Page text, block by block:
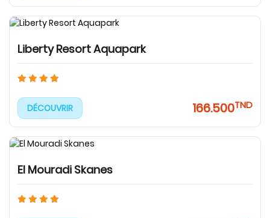
Liberty Resort Aquapark
DÉCOUVRIR 166.500TND
El Mouradi Skanes